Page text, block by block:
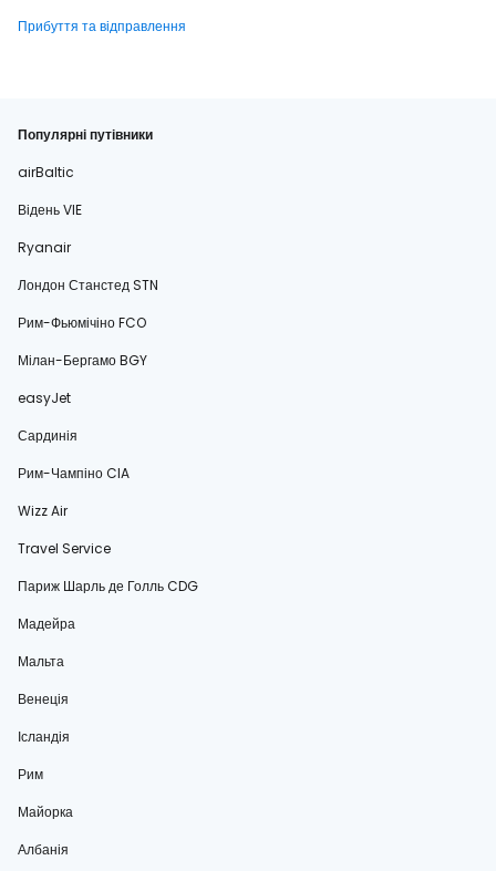
Прибуття та відправлення
Популярні путівники
airBaltic
Відень VIE
Ryanair
Лондон Станстед STN
Рим-Фьюмічіно FCO
Мілан-Бергамо BGY
easyJet
Сардинія
Рим-Чампіно CIA
Wizz Air
Travel Service
Париж Шарль де Голль CDG
Мадейра
Мальта
Венеція
Ісландія
Рим
Майорка
Албанія